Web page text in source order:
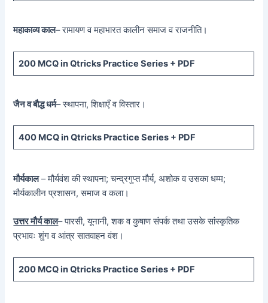
महाकाव्य काल– रामायण व महाभारत कालीन समाज व राजनीति।
200 MCQin Qtricks Practice Series + PDF
जैन व बौद्ध धर्म– स्थापना, शिक्षाएँ व विस्तार।
400 MCQin Qtricks Practice Series + PDF
मौर्यकाल– मौर्यवंश की स्थापना; चन्द्रगुप्त मौर्य, अशोक व उसका धम्म;
मौर्यकालीन प्रशासन, समाज व कला।
उत्तर मौर्य काल– पारसी, यूनानी, शक व कुषाण संपर्क तथा उसके सांस्कृतिक
प्रभावः शुंग व आंत्र सातवाहन वंश।
200 MCQ in Qtricks Practice Series + PDF